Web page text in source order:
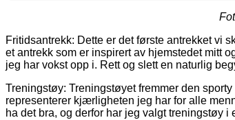
Fritidsantrekk: Dette er det første antrekket vi
et antrekk som er inspirert av hjemstedet mitt
jeg har vokst opp i. Rett og slett en naturlig
Treningstøy: Treningstøyet fremmer den
representerer kjærligheten jeg har for alle
ha det bra, og derfor har jeg valgt treningstøy i